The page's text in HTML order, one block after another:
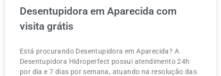
Desentupidora em Aparecida com
visita grátis
Está procurando Desentupidora em Aparecida? A
Desentupidora Hidroperfect possui atendimento 24h
por dia e 7 dias por semana, atuando na resolução das